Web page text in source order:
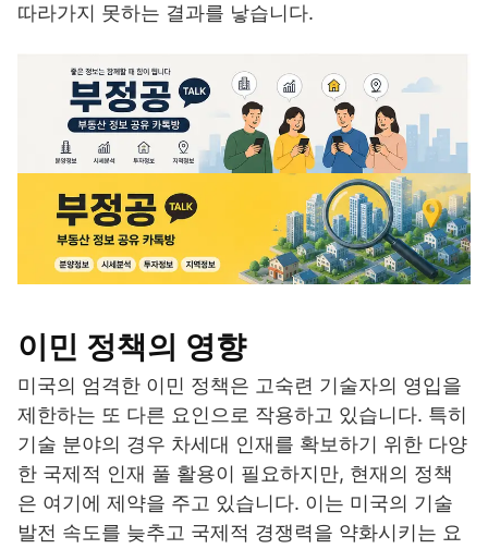
따라가지 못하는 결과를 낳습니다.
이민 정책의 영향
미국의 엄격한 이민 정책은 고숙련 기술자의 영입을
제한하는 또 다른 요인으로 작용하고 있습니다. 특히
기술 분야의 경우 차세대 인재를 확보하기 위한 다양
한 국제적 인재 풀 활용이 필요하지만, 현재의 정책
은 여기에 제약을 주고 있습니다. 이는 미국의 기술
발전 속도를 늦추고 국제적 경쟁력을 약화시키는 요